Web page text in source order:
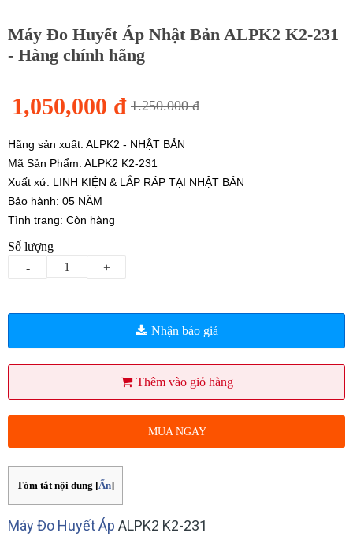
Máy Đo Huyết Áp Nhật Bản ALPK2 K2-231
- Hàng chính hãng
1,050,000 đ 1.250.000 đ
Hãng sản xuất: ALPK2 - NHẬT BẢN
Mã Sản Phẩm: ALPK2 K2-231
Xuất xứ: LINH KIỆN & LẮP RÁP TẠI NHẬT BẢN
Bảo hành: 05 NĂM
Tình trạng: Còn hàng
Số lượng
-
+
Nhận báo giá
Thêm vào giỏ hàng
MUA NGAY
Tóm tắt nội dung [Ẩn]
Máy Đo Huyết Áp ALPK2 K2-231